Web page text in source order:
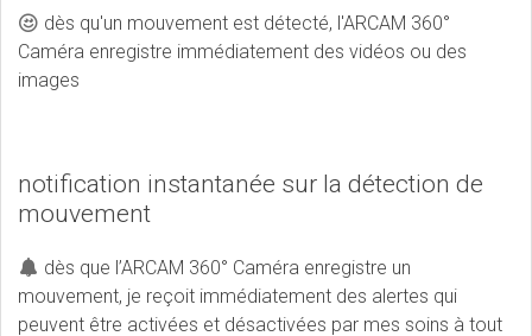
dès qu'un mouvement est détecté, l'ARCAM 360°
Caméra enregistre immédiatement des vidéos ou des
images
notification instantanée sur la détection de
mouvement
dès que l’ARCAM 360° Caméra enregistre un
mouvement, je reçoit immédiatement des alertes qui
peuvent être activées et désactivées par mes soins à tout